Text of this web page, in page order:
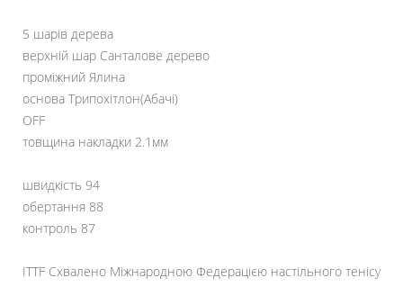
5 шарів дерева
верхній шар Санталове дерево
проміжний Ялина
основа Трипохітлон(Абачі)
OFF
товщина накладки 2.1мм
швидкість 94
обертання 88
контроль 87
ITTF Схвалено Міжнародною Федерацією настільного тенісу